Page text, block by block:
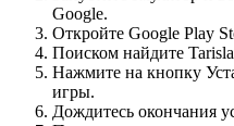
Google.
Откройте Google Play
Поиском найдите
Нажмите на кнопку
игры.
Дождитесь окончания